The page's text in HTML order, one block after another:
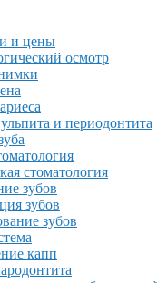
и цены
осмотр
и периодонтита
стоматология
зубов
зубов
зубов
капп